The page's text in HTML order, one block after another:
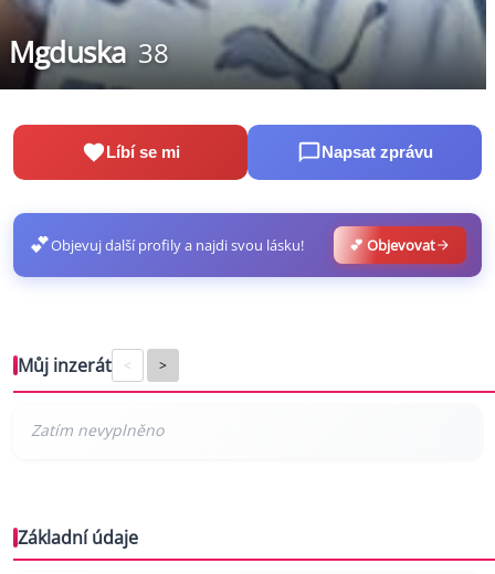
Mgduska 38
Líbí se mi Napsat zprávu
💕Objevuj další profily a najdi svou lásku! 💕 Objevovat
Můj inzerát < >
Základní údaje